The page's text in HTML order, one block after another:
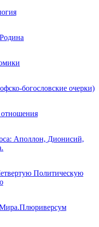
богословские очерки)
Аполлон, Дионисий,
Политическую